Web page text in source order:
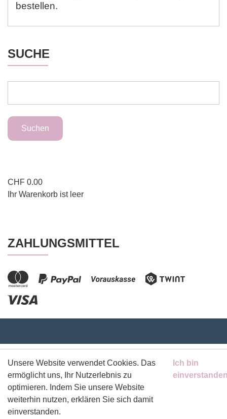
bestellen.
SUCHE
CHF 0.00
Ihr Warenkorb ist leer
ZAHLUNGSMITTEL
Unsere Website verwendet Cookies. Das
ermöglicht uns, Ihr Nutzerlebnis zu
optimieren. Indem Sie unsere Website
weiterhin nutzen, erklären Sie sich damit
einverstanden.
Ich bin